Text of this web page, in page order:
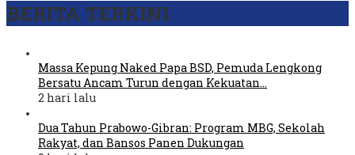
BERITA TERKINI
Massa Kepung Naked Papa BSD, Pemuda Lengkong
Bersatu Ancam Turun dengan Kekuatan…
2 hari lalu
Dua Tahun Prabowo-Gibran: Program MBG, Sekolah
Rakyat, dan Bansos Panen Dukungan